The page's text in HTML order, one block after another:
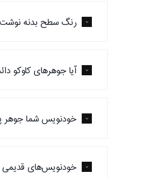
رنگ سطح بدنه
آیا جوهرهای کاوکو
خودنویس شما
خودنویس‌های قدیمی